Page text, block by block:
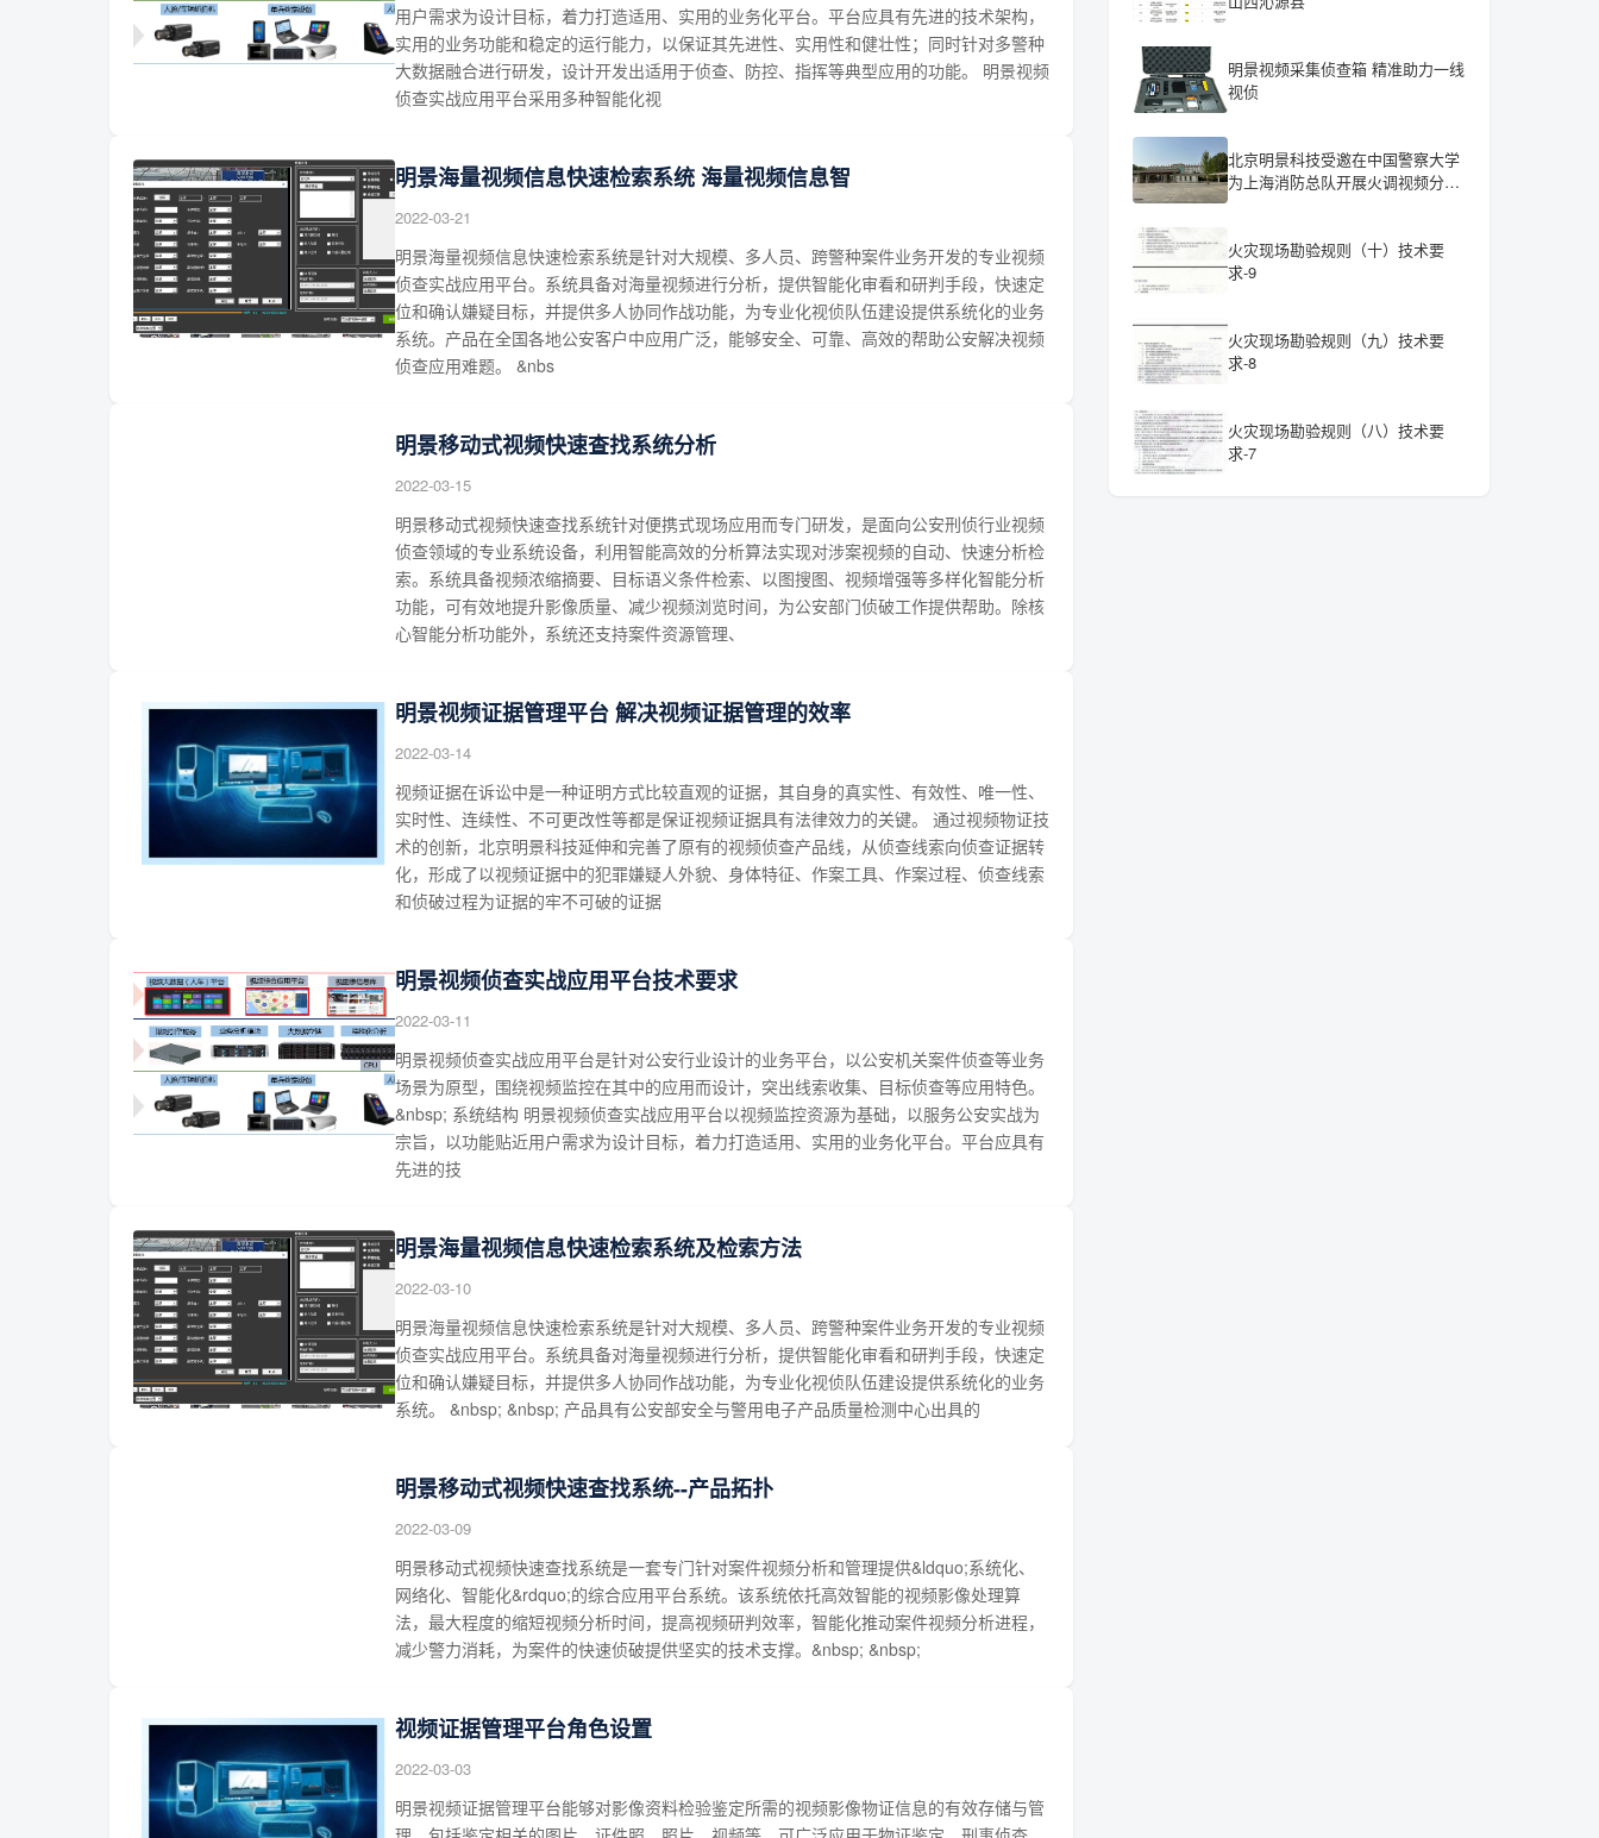
用户需求为设计目标，着力打造适用、实用的业务化平台。平台应具有先进的技术架构，
实用的业务功能和稳定的运行能力，以保证其先进性、实用性和健壮性；同时针对多警种
大数据融合进行研发，设计开发出适用于侦查、防控、指挥等典型应用的功能。 明景视频
侦查实战应用平台采用多种智能化视
明景海量视频信息快速检索系统 海量视频信息智
2022-03-21
明景海量视频信息快速检索系统是针对大规模、多人员、跨警种案件业务开发的专业视频
侦查实战应用平台。系统具备对海量视频进行分析，提供智能化审看和研判手段，快速定
位和确认嫌疑目标，并提供多人协同作战功能，为专业化视侦队伍建设提供系统化的业务
系统。产品在全国各地公安客户中应用广泛，能够安全、可靠、高效的帮助公安解决视频
侦查应用难题。 &nbs
明景移动式视频快速查找系统分析
2022-03-15
明景移动式视频快速查找系统针对便携式现场应用而专门研发，是面向公安刑侦行业视频
侦查领域的专业系统设备，利用智能高效的分析算法实现对涉案视频的自动、快速分析检
索。系统具备视频浓缩摘要、目标语义条件检索、以图搜图、视频增强等多样化智能分析
功能，可有效地提升影像质量、减少视频浏览时间，为公安部门侦破工作提供帮助。除核
心智能分析功能外，系统还支持案件资源管理、
明景视频证据管理平台 解决视频证据管理的效率
2022-03-14
视频证据在诉讼中是一种证明方式比较直观的证据，其自身的真实性、有效性、唯一性、
实时性、连续性、不可更改性等都是保证视频证据具有法律效力的关键。 通过视频物证技
术的创新，北京明景科技延伸和完善了原有的视频侦查产品线，从侦查线索向侦查证据转
化，形成了以视频证据中的犯罪嫌疑人外貌、身体特征、作案工具、作案过程、侦查线索
和侦破过程为证据的牢不可破的证据
明景视频侦查实战应用平台技术要求
2022-03-11
明景视频侦查实战应用平台是针对公安行业设计的业务平台，以公安机关案件侦查等业务
场景为原型，围绕视频监控在其中的应用而设计，突出线索收集、目标侦查等应用特色。
&nbsp; 系统结构 明景视频侦查实战应用平台以视频监控资源为基础，以服务公安实战为
宗旨，以功能贴近用户需求为设计目标，着力打造适用、实用的业务化平台。平台应具有
先进的技
明景海量视频信息快速检索系统及检索方法
2022-03-10
明景海量视频信息快速检索系统是针对大规模、多人员、跨警种案件业务开发的专业视频
侦查实战应用平台。系统具备对海量视频进行分析，提供智能化审看和研判手段，快速定
位和确认嫌疑目标，并提供多人协同作战功能，为专业化视侦队伍建设提供系统化的业务
系统。 &nbsp; &nbsp; 产品具有公安部安全与警用电子产品质量检测中心出具的
明景移动式视频快速查找系统--产品拓扑
2022-03-09
明景移动式视频快速查找系统是一套专门针对案件视频分析和管理提供&ldquo;系统化、
网络化、智能化&rdquo;的综合应用平台系统。该系统依托高效智能的视频影像处理算
法，最大程度的缩短视频分析时间，提高视频研判效率，智能化推动案件视频分析进程，
减少警力消耗，为案件的快速侦破提供坚实的技术支撑。 ​ &nbsp; &nbsp;
视频证据管理平台角色设置
2022-03-03
明景视频证据管理平台能够对影像资料检验鉴定所需的视频影像物证信息的有效存储与管
明景视频采集侦查箱 精准助力一线
视侦
北京明景科技受邀在中国警察大学
为上海消防总队开展火调视频分析
火灾现场勘验规则（十）技术要
求-9
火灾现场勘验规则（九）技术要
求-8
火灾现场勘验规则（八）技术要
求-7